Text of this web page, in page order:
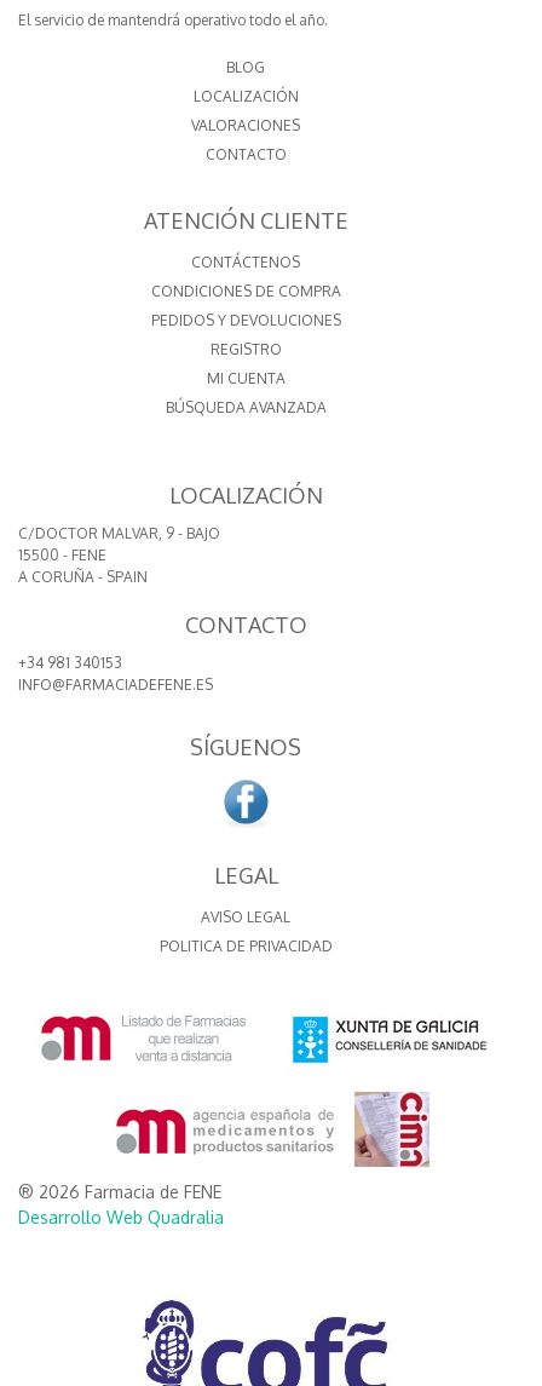
El servicio de mantendrá operativo todo el año.
BLOG
LOCALIZACIÓN
VALORACIONES
CONTACTO
ATENCIÓN CLIENTE
CONTÁCTENOS
CONDICIONES DE COMPRA
PEDIDOS Y DEVOLUCIONES
REGISTRO
MI CUENTA
BÚSQUEDA AVANZADA
LOCALIZACIÓN
C/DOCTOR MALVAR, 9 - BAJO
15500 - FENE
A CORUÑA - SPAIN
CONTACTO
+34 981 340153
INFO@FARMACIADEFENE.ES
SÍGUENOS
LEGAL
AVISO LEGAL
POLITICA DE PRIVACIDAD
® 2026 Farmacia de FENE
Desarrollo Web Quadralia